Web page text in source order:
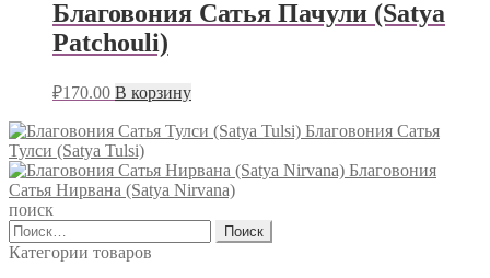
Благовония Сатья Пачули (Satya
Patchouli)
₽170.00 В корзину
Благовония Сатья
Тулси (Satya Tulsi)
Благовония
Сатья Нирвана (Satya Nirvana)
поиск
Найти:
Категории товаров